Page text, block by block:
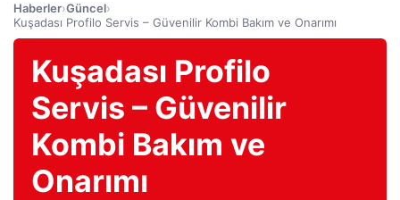
Haberler›Güncel›
Kuşadası Profilo Servis – Güvenilir Kombi Bakım ve Onarımı
Kuşadası Profilo
Servis – Güvenilir
Kombi Bakım ve
Onarımı